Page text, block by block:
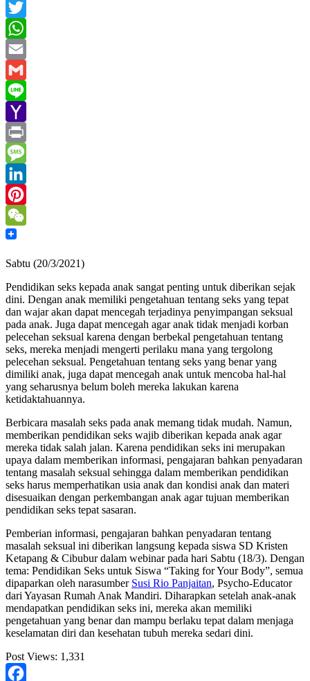
Facebook
Twitter
WhatsApp
Email
Gmail
Line
Yahoo
Mail
Print
Message
LinkedIn
Pinterest
WeChat
Sabtu (20/3/2021)
Pendidikan seks kepada anak sangat penting untuk diberikan sejak
dini. Dengan anak memiliki pengetahuan tentang seks yang tepat
dan wajar akan dapat mencegah terjadinya penyimpangan seksual
pada anak. Juga dapat mencegah agar anak tidak menjadi korban
pelecehan seksual karena dengan berbekal pengetahuan tentang
seks, mereka menjadi mengerti perilaku mana yang tergolong
pelecehan seksual. Pengetahuan tentang seks yang benar yang
dimiliki anak, juga dapat mencegah anak untuk mencoba hal-hal
yang seharusnya belum boleh mereka lakukan karena
ketidaktahuannya.
Berbicara masalah seks pada anak memang tidak mudah. Namun,
memberikan pendidikan seks wajib diberikan kepada anak agar
mereka tidak salah jalan. Karena pendidikan seks ini merupakan
upaya dalam memberikan informasi, pengajaran bahkan penyadaran
tentang masalah seksual sehingga dalam memberikan pendidikan
seks harus memperhatikan usia anak dan kondisi anak dan materi
disesuaikan dengan perkembangan anak agar tujuan memberikan
pendidikan seks tepat sasaran.
Pemberian informasi, pengajaran bahkan penyadaran tentang
masalah seksual ini diberikan langsung kepada siswa SD Kristen
Ketapang & Cibubur dalam webinar pada hari Sabtu (18/3). Dengan
tema: Pendidikan Seks untuk Siswa “Taking for Your Body”, semua
dipaparkan oleh narasumber Susi Rio Panjaitan, Psycho-Educator
dari Yayasan Rumah Anak Mandiri. Diharapkan setelah anak-anak
mendapatkan pendidikan seks ini, mereka akan memiliki
pengetahuan yang benar dan mampu berlaku tepat dalam menjaga
keselamatan diri dan kesehatan tubuh mereka sedari dini.
Post Views: 1,331